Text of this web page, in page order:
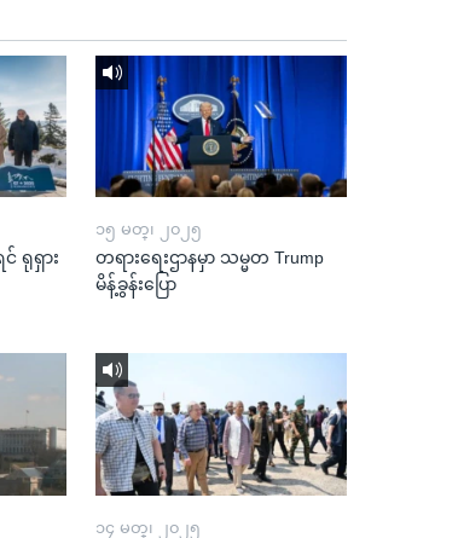
ရုရှား
၁၅ မတ္၊ ၂၀၂၅
တရားရေးဌာနမှာ သမ္မတ Trump
မိန့်ခွန်းပြော
၁၄ မတ္၊ ၂၀၂၅